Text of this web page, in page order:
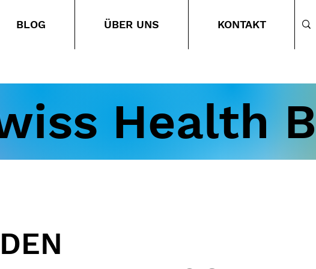
BLOG ÜBER UNS KONTAKT
Health